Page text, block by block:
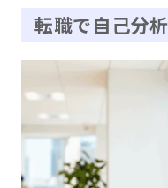
転職で自己分